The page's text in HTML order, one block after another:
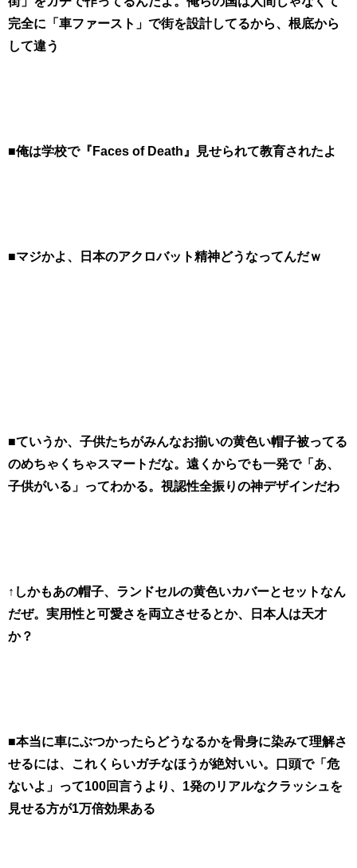
完全に「車ファースト」で街を設計してるから、根底から
して違う
■俺は学校で『Faces of Death』見せられて教育されたよ
■マジかよ、日本のアクロバット精神どうなってんだｗ
■ていうか、子供たちがみんなお揃いの黄色い帽子被ってる
のめちゃくちゃスマートだな。遠くからでも一発で「あ、
子供がいる」ってわかる。視認性全振りの神デザインだわ
↑しかもあの帽子、ランドセルの黄色いカバーとセットなん
だぜ。実用性と可愛さを両立させるとか、日本人は天才
か？
■本当に車にぶつかったらどうなるかを骨身に染みて理解さ
せるには、これくらいガチなほうが絶対いい。口頭で「危
ないよ」って100回言うより、1発のリアルなクラッシュを
見せる方が1万倍効果ある